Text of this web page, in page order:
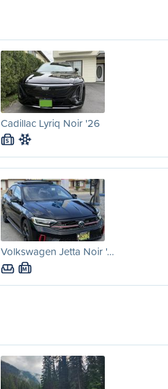
Cadillac Lyriq Noir '26
S
Volkswagen Jetta Noir '…
M